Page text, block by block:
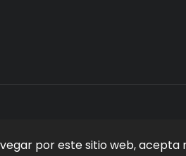
por este sitio web, acepta